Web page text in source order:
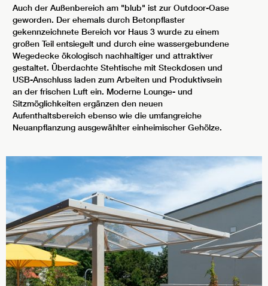
Auch der Außenbereich am "blub" ist zur Outdoor-Oase
geworden. Der ehemals durch Betonpflaster
gekennzeichnete Bereich vor Haus 3 wurde zu einem
großen Teil entsiegelt und durch eine wassergebundene
Wegedecke ökologisch nachhaltiger und attraktiver
gestaltet. Überdachte Stehtische mit Steckdosen und
USB-Anschluss laden zum Arbeiten und Produktivsein
an der frischen Luft ein. Moderne Lounge- und
Sitzmöglichkeiten ergänzen den neuen
Aufenthaltsbereich ebenso wie die umfangreiche
Neuanpflanzung ausgewählter einheimischer Gehölze.